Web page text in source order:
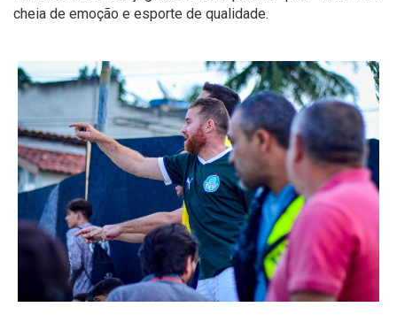
cheia de emoção e esporte de qualidade.